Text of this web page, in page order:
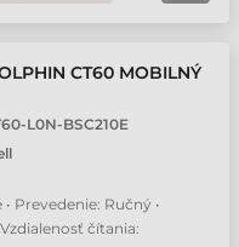
CT60 MOBILNÝ
L0N-BSC210E
Prevedenie: Ručný •
čítania: